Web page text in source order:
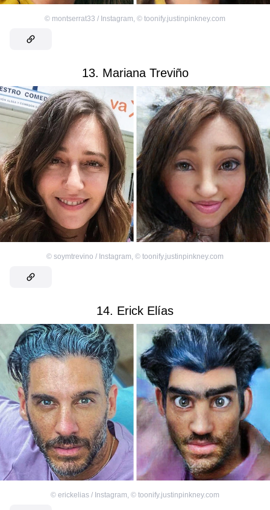
© montserrat33 / Instagram © toonify.justinpinkney.com
13. Mariana Treviño
© soymtrevino / Instagram, © toonify.justinpinkney.com
14. Erick Elías
© erickelias / Instagram, © toonify.justinpinkney.com